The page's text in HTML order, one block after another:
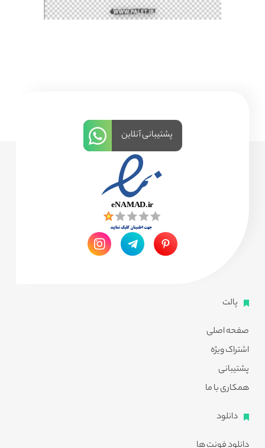
پالت
صفحه اصلی
اشتراک ویژه
پشتیبانی
همکاری با ما
دانلود
پشتیبانی آنلاین